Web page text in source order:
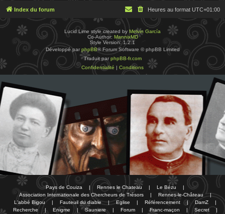
Index du forum Heures au format UTC+01:00
Lucid Lime style created by Melvin García
Co-Author: MannixMD
Style Version: 1.2.1
Développé par phpBB® Forum Software © phpBB Limited
Traduit par phpBB-fr.com
Confidentialité | Conditions
Pays de Couiza | Rennes le Chateau | Le Bézu
|
Association Internationale des Chercheurs de Trésors
| Rennes-le-Château
|
L'abbé Bigou
| Fauteuil du diable | Eglise | Référencement | DamZ
|
Recherche
| Enigme | Sauniere | Forum | Franc-maçon | Secret |